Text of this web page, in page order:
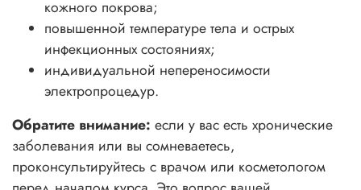
кожного покрова;
повышенной температуре тела и острых
инфекционных состояниях;
индивидуальной непереносимости
электропроцедур.
Обратите внимание: если у вас есть хронические
заболевания или вы сомневаетесь,
проконсультируйтесь с врачом или косметологом